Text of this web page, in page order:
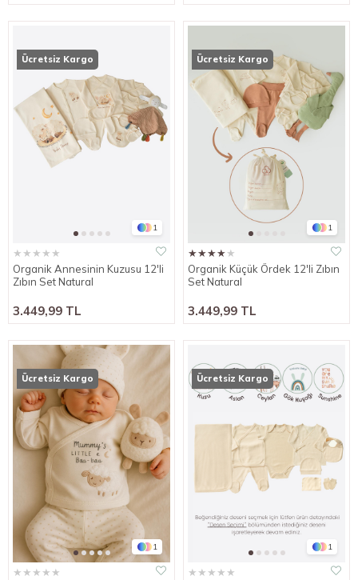
1
★★★★★
Organik Annesinin Kuzusu 12'li
Zıbın Set Natural
3.449,99 TL
Ücretsiz Kargo
1
★★★★★
Organik Küçük Ördek 12'li Zıbın
Set Natural
3.449,99 TL
Ücretsiz Kargo
1
★★★★★
Ücretsiz Kargo
1
★★★★★
Ücretsiz Kargo